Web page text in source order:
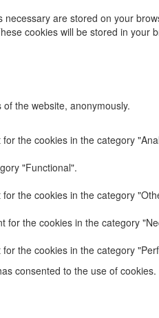
are stored on your
cookies will be stored in your
the website, anonymously.
the cookies in the category
"Functional".
the cookies in the category
for the cookies in the category
the cookies in the category
consented to the use of